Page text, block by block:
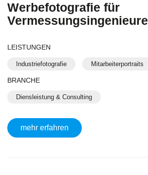
Werbefotografie für
Vermessungsingenieure
LEISTUNGEN
Industriefotografie Mitarbeiterportraits
BRANCHE
Diensleistung & Consulting
mehr erfahren